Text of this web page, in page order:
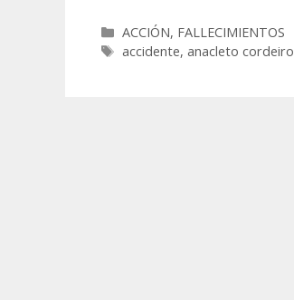
Categorías
ACCIÓN, FALLECIMIENTOS
Etiquetas
accidente,anacleto cordeiro